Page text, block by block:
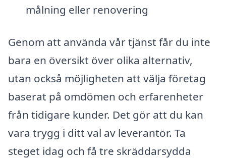
målning eller renovering
Genom att använda vår tjänst får du inte
bara en översikt över olika alternativ,
utan också möjligheten att välja företag
baserat på omdömen och erfarenheter
från tidigare kunder. Det gör att du kan
vara trygg i ditt val av leverantör. Ta
steget idag och få tre skräddarsydda